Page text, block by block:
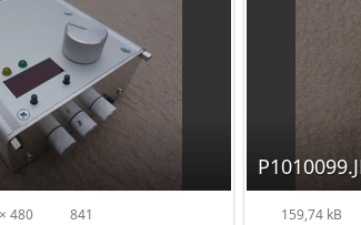
480 841 159,74 kB